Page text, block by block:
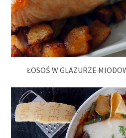
ŁOSOŚ W GLAZURZE